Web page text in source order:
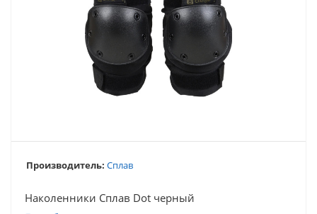
Производитель: Сплав
Наколенники Сплав Dot черный